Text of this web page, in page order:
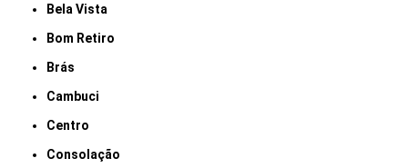
Bela Vista
Bom Retiro
Brás
Cambuci
Centro
Consolação